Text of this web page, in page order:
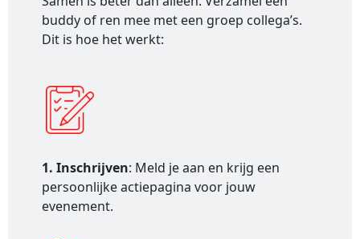
buddy of ren mee met een groep collega’s.
Dit is hoe het werkt:
1. Inschrijven: Meld je aan en krijg een
persoonlijke actiepagina voor jouw
evenement.